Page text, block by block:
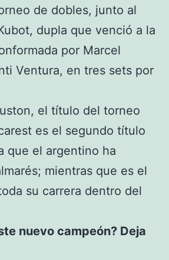
de dobles, junto al
dupla que venció a la
por Marcel
Ventura, en tres sets por
el título del torneo
es el segundo título
que el argentino ha
mientras que es el
su carrera dentro del
nuevo campeón? Deja